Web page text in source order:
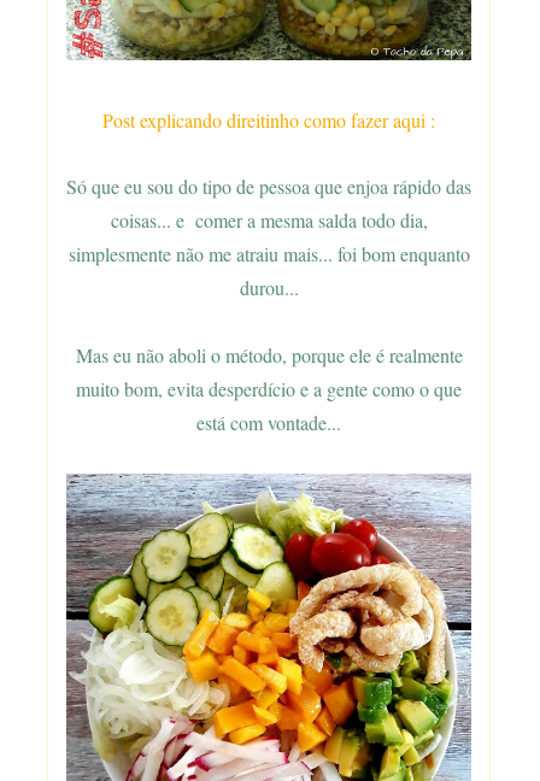
Post explicando direitinho como fazer aqui :
Só que eu sou do tipo de pessoa que enjoa rápido das
coisas... e comer a mesma salda todo dia,
simplesmente não me atraiu mais... foi bom enquanto
durou...
Mas eu não aboli o método, porque ele é realmente
muito bom, evita desperdício e a gente como o que
está com vontade...